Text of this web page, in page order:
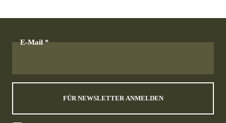
E-Mail
FÜR NEWSLETTER ANMELDEN